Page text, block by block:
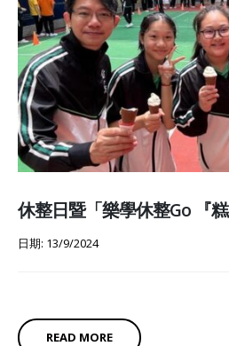
休整日暨「樂學休整Go 『糕
日期: 13/9/2024
READ MORE